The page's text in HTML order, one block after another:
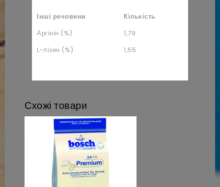
Інші речовини
Кількість
Аргінін (%)
1,79
L-лізин (%)
1,55
Схожі товари